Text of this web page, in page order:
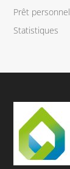
Prêt personnel
Statistiques